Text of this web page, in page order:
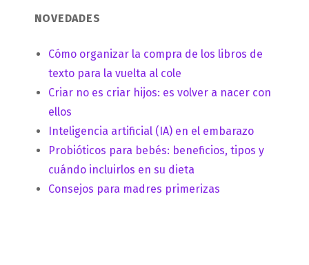
NOVEDADES
Cómo organizar la compra de los libros de
texto para la vuelta al cole
Criar no es criar hijos: es volver a nacer con
ellos
Inteligencia artificial (IA) en el embarazo
Probióticos para bebés: beneficios, tipos y
cuándo incluirlos en su dieta
Consejos para madres primerizas